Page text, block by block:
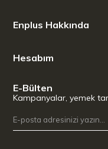
Enplus Hakkında
Hesabım
E-Bülten
Kampanyalar, yemek